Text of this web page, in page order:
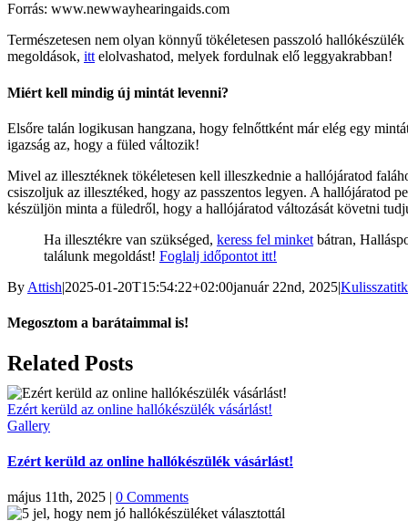
Forrás: www.newwayhearingaids.com
Természetesen nem olyan könnyű tökéletesen passzoló
megoldások, ittelolvashatod, melyek fordulnak elő leggyakrabban!
Miért kell mindig új mintát levenni?
Elsőre talán logikusan hangzana, hogy felnőttként már elég egy
igazság az, hogy a füled változik!
Mivel az illesztéknek tökéletesen kell illeszkednie a hallójáratod
csiszoljuk az illesztéked, hogy az passzentos legyen. A hallójáratod
készüljön minta a füledről, hogy a hallójáratod változását követni
Ha illesztékre van szükséged, keress fel minket bátran,
találunk megoldást! Foglalj időpontot itt!
By Attish|2025-01-20T15:54:22+02:00január 22nd, 2025|
Megosztom a barátaimmal is!
Facebook
Email
Related Posts
Ezért kerüld az online hallókészülék vásárlást!
Gallery
Ezért kerüld az online hallókészülék vásárlást!
május 11th, 2025 | 0 Comments